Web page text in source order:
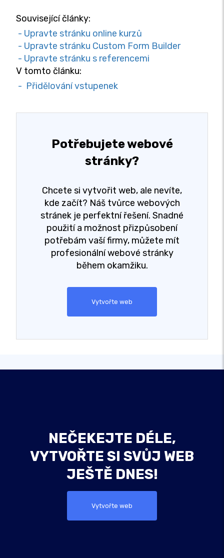
Související články:
- Upravte stránku online kurzů
- Upravte stránku Custom Form Builder
- Upravte stránku s referencemi
V tomto článku:
- Přidělování vstupenek
Potřebujete webové
stránky?
Chcete si vytvořit web, ale nevíte,
kde začít? Náš tvůrce webových
stránek je perfektní řešení. Snadné
použití a možnost přizpůsobení
potřebám vaší firmy, můžete mít
profesionální webové stránky
během okamžiku.
Vytvořte web
NEČEKEJTE DÉLE,
VYTVOŘTE SI SVŮJ WEB
JEŠTĚ DNES!
Vytvořte web